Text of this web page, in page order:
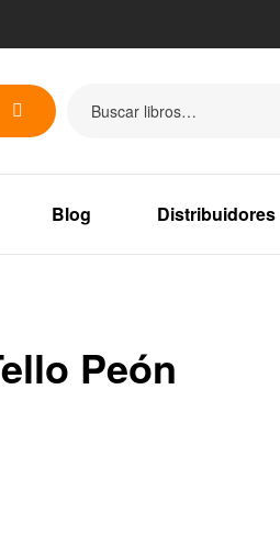
Blog Distribuidores
Peón